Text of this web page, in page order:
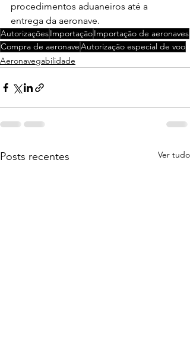
procedimentos aduaneiros até a
entrega da aeronave.
AutorizaçõesImportaçãoImportação de aeronaves
Compra de aeronaveAutorização especial de voo
Aeronavegabilidade
Posts recentes Ver tudo